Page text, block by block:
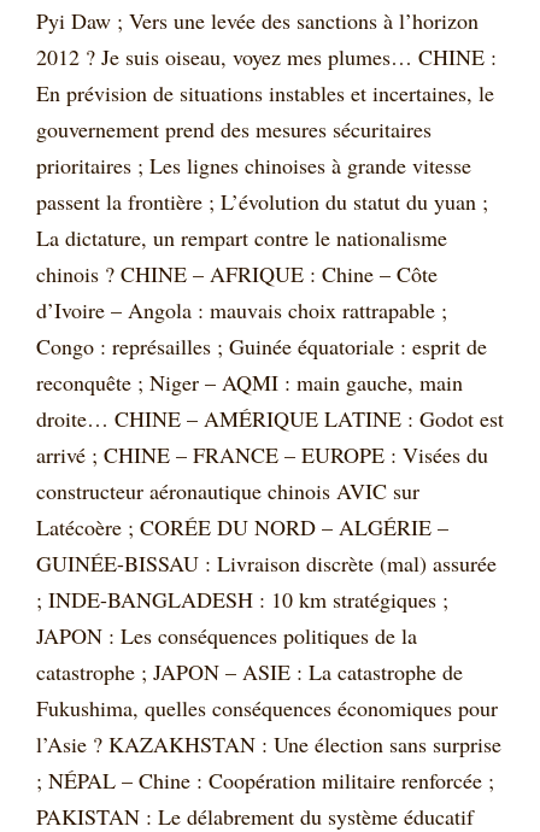
Pyi Daw ; Vers une levée des sanctions à l’horizon
2012 ? Je suis oiseau, voyez mes plumes… CHINE :
En prévision de situations instables et incertaines, le
gouvernement prend des mesures sécuritaires
prioritaires ; Les lignes chinoises à grande vitesse
passent la frontière ; L’évolution du statut du yuan ;
La dictature, un rempart contre le nationalisme
chinois ? CHINE – AFRIQUE : Chine – Côte
d’Ivoire – Angola : mauvais choix rattrapable ;
Congo : représailles ; Guinée équatoriale : esprit de
reconquête ; Niger – AQMI : main gauche, main
droite… CHINE – AMÉRIQUE LATINE : Godot est
arrivé ; CHINE – FRANCE – EUROPE : Visées du
constructeur aéronautique chinois AVIC sur
Latécoère ; CORÉE DU NORD – ALGÉRIE –
GUINÉE-BISSAU : Livraison discrète (mal) assurée
; INDE-BANGLADESH : 10 km stratégiques ;
JAPON : Les conséquences politiques de la
catastrophe ; JAPON – ASIE : La catastrophe de
Fukushima, quelles conséquences économiques pour
l’Asie ? KAZAKHSTAN : Une élection sans surprise
; NÉPAL – Chine : Coopération militaire renforcée ;
PAKISTAN : Le délabrement du système éducatif